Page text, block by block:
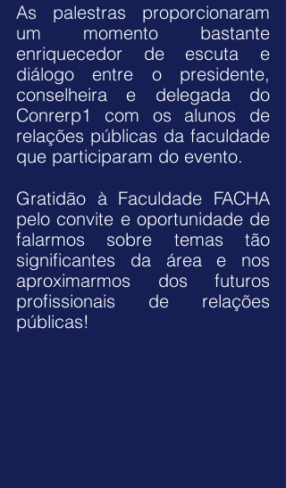
As palestras proporcionaram
um momento bastante
enriquecedor de escuta e
diálogo entre o presidente,
conselheira e delegada do
Conrerp1 com os alunos de
relações públicas da faculdade
que participaram do evento.
Gratidão à Faculdade FACHA
pelo convite e oportunidade de
falarmos sobre temas tão
significantes da área e nos
aproximarmos dos futuros
profissionais de relações
públicas!